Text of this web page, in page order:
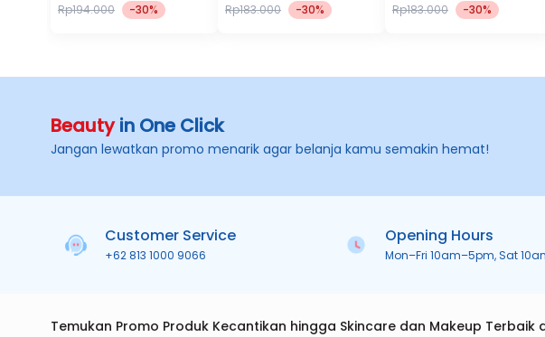
Rp194.000 -30% Rp183.000 -30% Rp183.000 -30%
Beautyin One Click
Jangan lewatkan promo menarik agar belanja kamu semakin hemat!
Customer Service
+62 813 1000 9066
Opening Hours
Mon–Fri 10am–5pm, Sat
Temukan Promo Produk Kecantikan hingga Skincare dan Makeup Terbaik